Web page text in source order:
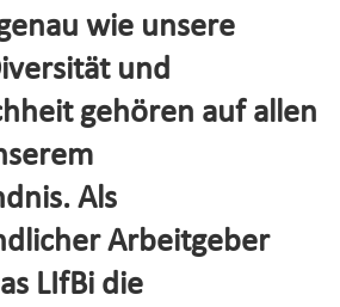
wie unsere
und
gehören auf allen
Als
Arbeitgeber
LIfBi die